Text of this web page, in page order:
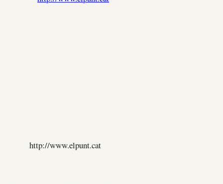
http://www.elpunt.cat